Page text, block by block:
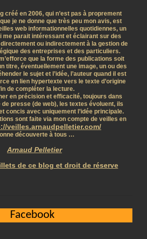
créé en 2006, qui n’est pas à proprement
je ne donne que très peu mon avis, est
web informationnelles quotidiennes, un
me parait intéressant et éclairant sur des
ou indirectement à la gestion de
des entreprises et des particuliers.
que la forme des publications soit
titre, éventuellement une image, un ou des
le sujet et l’idée, l’auteur quand il est
en lien hypertexte vers le texte d’origine
de compléter la lecture.
en précision et efficacité, toujours dans
de presse (de web), les textes évoluent, ils
concis avec uniquement l’idée principale.
sont faite via mon compte de veilles en
veilles.arnaudpelletier.com/
découverte à tous …
Arnaud Pelletier
de ce blog et droit de réserve
Facebook